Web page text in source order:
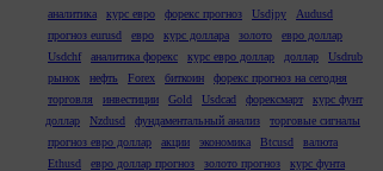
аналитика
курс евро форекс прогноз Usdjpy
Audusd
прогноз eurusd
евро курс доллара золото
евро доллар
Usdchf
аналитика форекс курс евро доллар доллар
Usdrub
рынок
нефть Forex биткоин
форекс прогноз на сегодня
торговля
инвестиции Gold Usdcad форексмарт
курс фунт
доллар
Nzdusd фундаментальный анализ
торговые сигналы
прогноз евро доллар
акции экономика Btcusd
валюта
Ethusd
евро доллар прогноз золото прогноз
курс фунта